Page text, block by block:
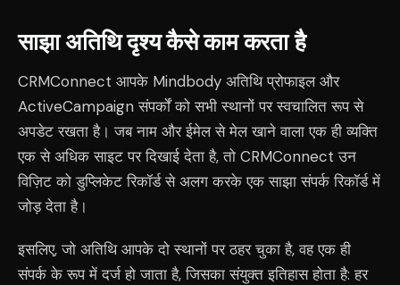
साझा अतिथि दृश्य कैसे काम करता है
CRMConnect आपके Mindbody अतिथि प्रोफाइल और
ActiveCampaign संपर्कों को सभी स्थानों पर स्वचालित रूप से
अपडेट रखता है। जब नाम और ईमेल से मेल खाने वाला एक ही व्यक्ति
एक से अधिक साइट पर दिखाई देता है, तो CRMConnect उन
विज़िट को डुप्लिकेट रिकॉर्ड से अलग करके एक साझा संपर्क रिकॉर्ड में
जोड़ देता है।
इसलिए, जो अतिथि आपके दो स्थानों पर ठहर चुका है, वह एक ही
संपर्क के रूप में दर्ज हो जाता है, जिसका संयुक्त इतिहास होता है: हर